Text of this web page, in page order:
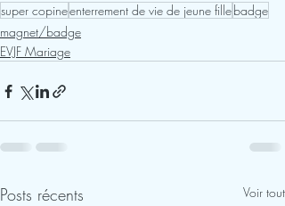
super copineenterrement de vie de jeune fillebadge
magnet/badge
EVJF Mariage
Posts récents Voir tout